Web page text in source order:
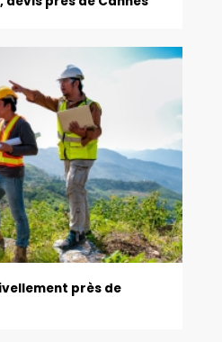
près de